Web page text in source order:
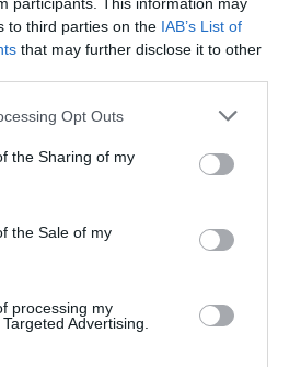
to third parties on the IAB’s List of
that may further disclose it to other
app uses one or more Google
usage behaviour. You may click to
Google and its third-party tags to
specified purposes in below Google
Opt Outs
the Sharing of my
the Sale of my
processing my
Advertising.